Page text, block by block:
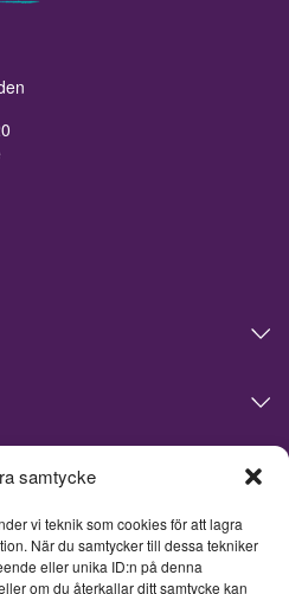
samtycke
vi teknik som cookies för att lagra
När du samtycker till dessa tekniker
eller unika ID:n på denna
om du återkallar ditt samtycke kan
konferanser og events i
for å gjøre forretninger,
Live Expo er startet av
innen messer og events,